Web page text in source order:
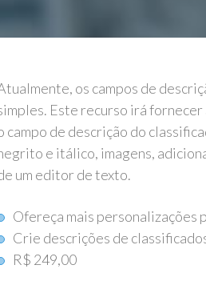
os campos de
Este recurso irá
campo de descrição do
e itálico, imagens,
um editor de texto.
Ofereça mais personalizações
Crie descrições de
R$ 249,00